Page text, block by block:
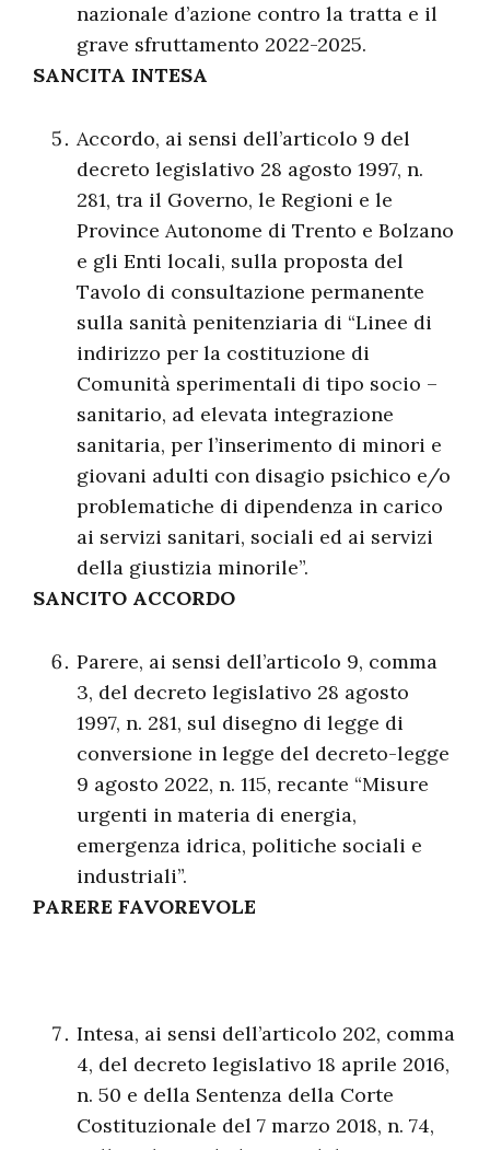
nazionale d’azione contro la tratta e il
grave sfruttamento 2022-2025.
SANCITA INTESA
Accordo, ai sensi dell’articolo 9 del
decreto legislativo 28 agosto 1997, n.
281, tra il Governo, le Regioni e le
Province Autonome di Trento e Bolzano
e gli Enti locali, sulla proposta del
Tavolo di consultazione permanente
sulla sanità penitenziaria di “Linee di
indirizzo per la costituzione di
Comunità sperimentali di tipo socio –
sanitario, ad elevata integrazione
sanitaria, per l’inserimento di minori e
giovani adulti con disagio psichico e/o
problematiche di dipendenza in carico
ai servizi sanitari, sociali ed ai servizi
della giustizia minorile”.
SANCITO ACCORDO
Parere, ai sensi dell’articolo 9, comma
3, del decreto legislativo 28 agosto
1997, n. 281, sul disegno di legge di
conversione in legge del decreto-legge
9 agosto 2022, n. 115, recante “Misure
urgenti in materia di energia,
emergenza idrica, politiche sociali e
industriali”.
PARERE FAVOREVOLE
Intesa, ai sensi dell’articolo 202, comma
4, del decreto legislativo 18 aprile 2016,
n. 50 e della Sentenza della Corte
Costituzionale del 7 marzo 2018, n. 74,